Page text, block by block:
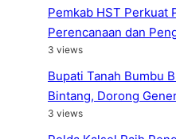
Pemkab HST Perkuat
Perencanaan dan
3 views
Bupati Tanah Bumbu
Bintang, Dorong
3 views